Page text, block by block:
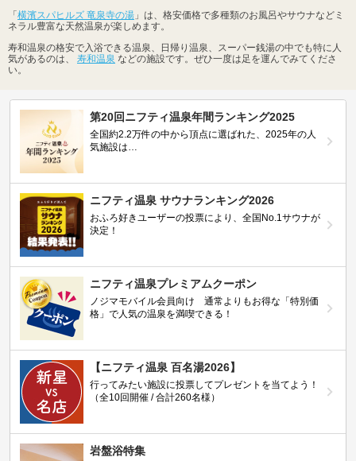
「 横濱スパヒルズ 竜泉寺の湯 」は、格安価格で多種類のお風呂やサウナなどミ
ネラル豊富な天然温泉が楽しめます。
寿和温泉の格安で入浴できる温泉、日帰り温泉、スーパー銭湯の中でも特に人
気があるのは、 寿和温泉 などの施設です。ぜひ一度は足を運んでみてくださ
い。
第20回ニフティ温泉年間ランキング2025
全国約2.2万件の中から頂点に選ばれた、2025年の人
気施設は…
ニフティ温泉 サウナランキング2026
おふろ好きユーザーの投票により、全国No.1サウナが
決定！
ニフティ温泉プレミアムクーポン
ノジマモバイル会員向け 通常よりもお得な「特別価
格」で人気の温泉を満喫できる！
【ニフティ温泉 百名湯2026】
行ってみたい施設に投票してプレゼントを当てよう！
（全10回開催 / 合計260名様）
岩盤浴特集